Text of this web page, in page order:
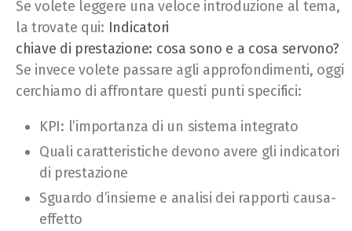
Se volete leggere una veloce introduzione al tema,
la trovate qui: Indicatori
chiave di prestazione: cosa sono e a cosa servono?
Se invece volete passare agli approfondimenti, oggi
cerchiamo di affrontare questi punti specifici:
KPI: l’importanza di un sistema integrato
Quali caratteristiche devono avere gli indicatori
di prestazione
Sguardo d’insieme e analisi dei rapporti causa-
effetto